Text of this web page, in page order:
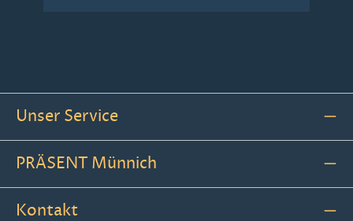
Unser Service
PRÄSENT Münnich
Kontakt